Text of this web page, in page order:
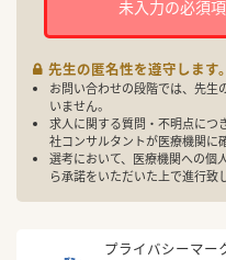
未入力の必須
先生の匿名性を遵守します
お問い合わせの段階では、先生
いません。
求人に関する質問・不明点につ
社コンサルタントが医療機関に
選考において、医療機関への個
ら承諾をいただいた上で進行致
プライバシーマー